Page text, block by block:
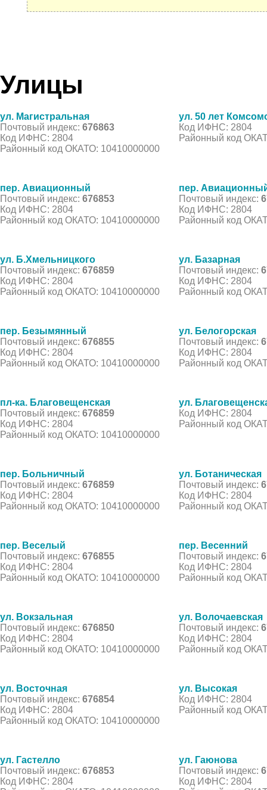
Улицы
ул. Магистральная
Почтовый индекс: 676863
Код ИФНС: 2804
Районный код ОКАТО: 10410000000
ул. 50 лет
Код ИФНС: 2804
Районный код
пер. Авиационный
Почтовый индекс: 676853
Код ИФНС: 2804
Районный код ОКАТО: 10410000000
пер.
Почтовый индекс:
Код ИФНС: 2804
Районный код
ул. Б.Хмельницкого
Почтовый индекс: 676859
Код ИФНС: 2804
Районный код ОКАТО: 10410000000
ул. Базарная
Почтовый индекс:
Код ИФНС: 2804
Районный код
пер. Безымянный
Почтовый индекс: 676855
Код ИФНС: 2804
Районный код ОКАТО: 10410000000
ул. Белогорская
Почтовый индекс:
Код ИФНС: 2804
Районный код
пл-ка. Благовещенская
Почтовый индекс: 676859
Код ИФНС: 2804
Районный код ОКАТО: 10410000000
ул.
Код ИФНС: 2804
Районный код
пер. Больничный
Почтовый индекс: 676859
Код ИФНС: 2804
Районный код ОКАТО: 10410000000
ул. Ботаническая
Почтовый индекс:
Код ИФНС: 2804
Районный код
пер. Веселый
Почтовый индекс: 676855
Код ИФНС: 2804
Районный код ОКАТО: 10410000000
пер. Весенний
Почтовый индекс:
Код ИФНС: 2804
Районный код
ул. Вокзальная
Почтовый индекс: 676850
Код ИФНС: 2804
Районный код ОКАТО: 10410000000
ул. Волочаевская
Почтовый индекс:
Код ИФНС: 2804
Районный код
ул. Восточная
Почтовый индекс: 676854
Код ИФНС: 2804
Районный код ОКАТО: 10410000000
ул. Высокая
Код ИФНС: 2804
Районный код
ул. Гастелло
Почтовый индекс: 676853
Код ИФНС: 2804
ул. Гаюнова
Почтовый индекс:
Код ИФНС: 2804